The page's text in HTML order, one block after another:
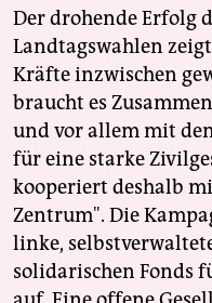
Der drohende Erfolg
Landtagswahlen
Kräfte inzwischen
braucht es
und vor allem mit
für eine starke
kooperiert deshalb
Zentrum". Die
linke,
solidarischen Fonds